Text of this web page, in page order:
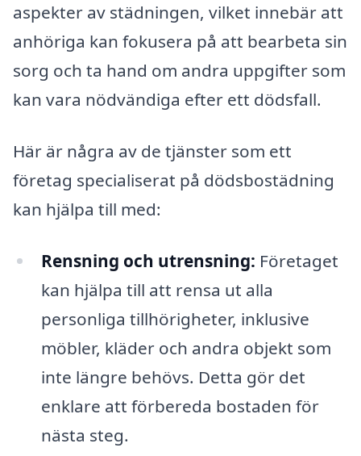
aspekter av städningen, vilket innebär att
anhöriga kan fokusera på att bearbeta sin
sorg och ta hand om andra uppgifter som
kan vara nödvändiga efter ett dödsfall.
Här är några av de tjänster som ett
företag specialiserat på dödsbostädning
kan hjälpa till med:
Rensning och utrensning: Företaget
kan hjälpa till att rensa ut alla
personliga tillhörigheter, inklusive
möbler, kläder och andra objekt som
inte längre behövs. Detta gör det
enklare att förbereda bostaden för
nästa steg.